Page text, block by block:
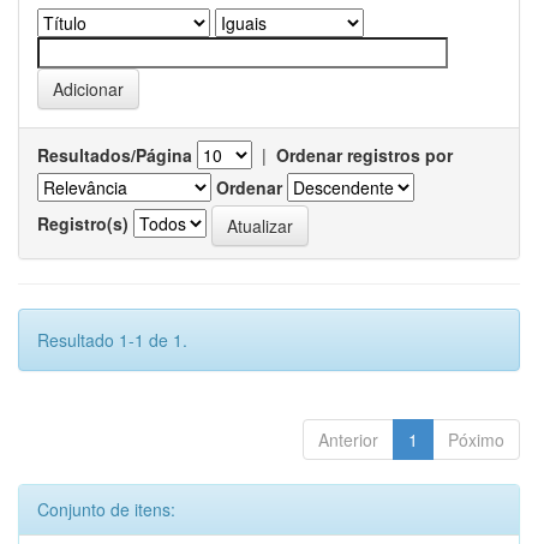
Resultados/Página | Ordenar registros por
Ordenar
Registro(s)
Resultado 1-1 de 1.
Anterior 1 Póximo
Conjunto de itens: